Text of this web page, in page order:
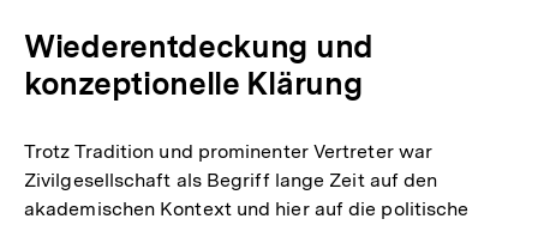
Wiederentdeckung und
konzeptionelle Klärung
Trotz Tradition und prominenter Vertreter war
Zivilgesellschaft als Begriff lange Zeit auf den
akademischen Kontext und hier auf die politische